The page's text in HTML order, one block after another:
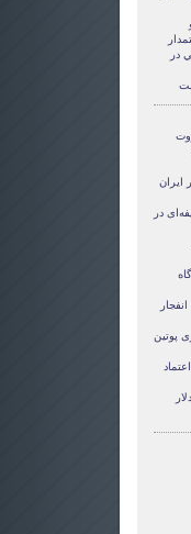
در
ایران
در
پوتین
ایران: قیمت نفت به ۲۰۰ دلار